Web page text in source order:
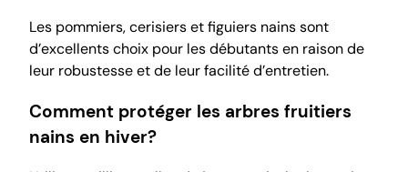
Les pommiers, cerisiers et figuiers nains sont
d’excellents choix pour les débutants en raison de
leur robustesse et de leur facilité d’entretien.
Comment protéger les arbres fruitiers
nains en hiver?